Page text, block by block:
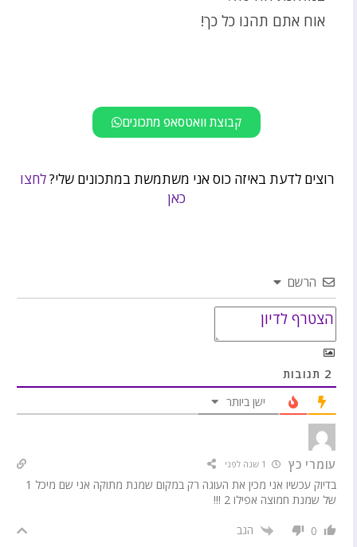
אוח אתם תהנו כל כך!
קבוצת וואטסאפ מתכונים
רוצים לדעת באיזה כוס אני משתמשת במתכונים שלי?לחצו
כאן
הרשם
2 תגובות
ישן ביותר
עומרי כץ
בדיוק עכשיו אני מכין את העוגה רק במקום שמנת מתוקה אני שם מיכל 1
של שמנת חמוצה אפילו 2 !!!
0 הגב